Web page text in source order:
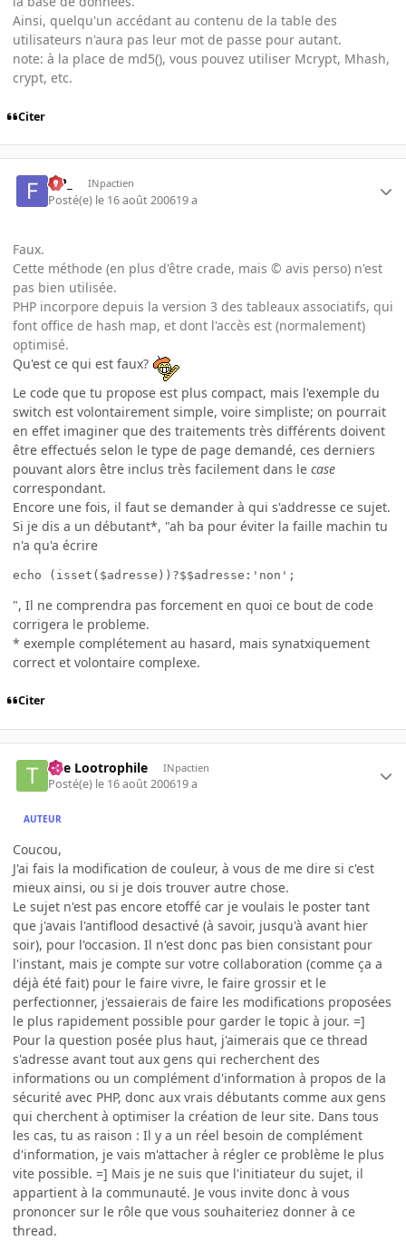
Ainsi, quelqu'un accédant au contenu de la table des
utilisateurs n'aura pas leur mot de passe pour autant.
note: à la place de md5(), vous pouvez utiliser Mcrypt, Mhash,
crypt, etc.
Citer
FiP_ INpactien
Posté(e) le 16 août 200619 a
Faux.
Cette méthode (en plus d'être crade, mais © avis perso) n'est
pas bien utilisée.
PHP incorpore depuis la version 3 des tableaux associatifs, qui
font office de hash map, et dont l'accès est (normalement)
optimisé.
Qu'est ce qui est faux?
Le code que tu propose est plus compact, mais l'exemple du
switch est volontairement simple, voire simpliste; on pourrait
en effet imaginer que des traitements très différents doivent
être effectués selon le type de page demandé, ces derniers
pouvant alors être inclus très facilement dans le case
correspondant.
Encore une fois, il faut se demander à qui s'addresse ce sujet.
Si je dis a un débutant*, "ah ba pour éviter la faille machin tu
n'a qu'a écrire
echo (isset($adresse))?$$adresse:'non';
", Il ne comprendra pas forcement en quoi ce bout de code
corrigera le probleme.
* exemple complétement au hasard, mais synatxiquement
correct et volontaire complexe.
Citer
The Lootrophile INpactien
Posté(e) le 16 août 200619 a
AUTEUR
Coucou,
J'ai fais la modification de couleur, à vous de me dire si c'est
mieux ainsi, ou si je dois trouver autre chose.
Le sujet n'est pas encore etoffé car je voulais le poster tant
que j'avais l'antiflood desactivé (à savoir, jusqu'à avant hier
soir), pour l'occasion. Il n'est donc pas bien consistant pour
l'instant, mais je compte sur votre collaboration (comme ça a
déjà été fait) pour le faire vivre, le faire grossir et le
perfectionner, j'essaierais de faire les modifications proposées
le plus rapidement possible pour garder le topic à jour. =]
Pour la question posée plus haut, j'aimerais que ce thread
s'adresse avant tout aux gens qui recherchent des
informations ou un complément d'information à propos de la
sécurité avec PHP, donc aux vrais débutants comme aux gens
qui cherchent à optimiser la création de leur site. Dans tous
les cas, tu as raison : Il y a un réel besoin de complément
d'information, je vais m'attacher à régler ce problème le plus
vite possible. =] Mais je ne suis que l'initiateur du sujet, il
appartient à la communauté. Je vous invite donc à vous
prononcer sur le rôle que vous souhaiteriez donner à ce
thread.